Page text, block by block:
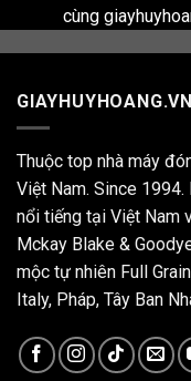
cùng
GIAYHUYHOANG.VN
Thuộc top nhà máy
Việt Nam. Since
nổi tiếng tại Việt Nam
Mckay Blake &
mộc tự nhiên Full
Italy, Pháp, Tây Ban